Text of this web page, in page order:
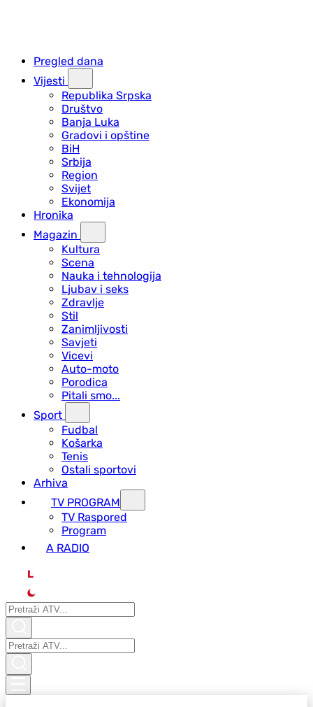
Pregled dana
Vijesti
Republika Srpska
Društvo
Banja Luka
Gradovi i opštine
BiH
Srbija
Region
Svijet
Ekonomija
Hronika
Magazin
Kultura
Scena
Nauka i tehnologija
Ljubav i seks
Zdravlje
Stil
Zanimljivosti
Savjeti
Vicevi
Auto-moto
Porodica
Pitali smo...
Sport
Fudbal
Košarka
Tenis
Ostali sportovi
Arhiva
TV PROGRAM
ТV Raspored
Program
A RADIO
L